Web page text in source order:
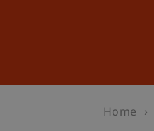
Home